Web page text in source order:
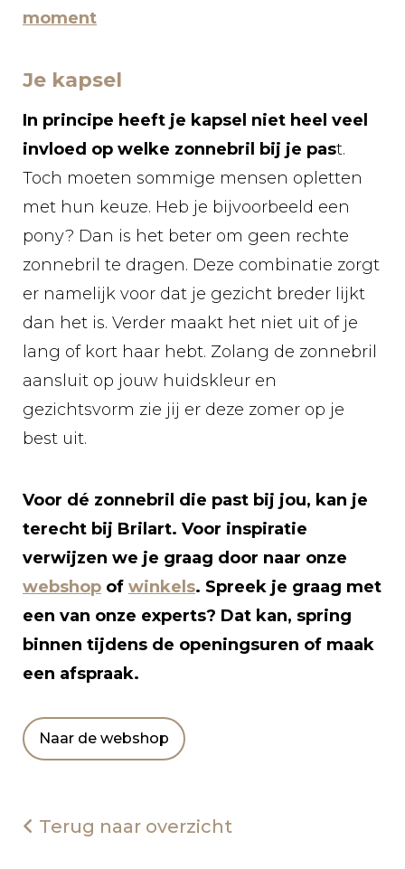
moment
Je kapsel
In principe heeft je kapsel niet heel veel
invloed op welke zonnebril bij je past.
Toch moeten sommige mensen opletten
met hun keuze. Heb je bijvoorbeeld een
pony? Dan is het beter om geen rechte
zonnebril te dragen. Deze combinatie zorgt
er namelijk voor dat je gezicht breder lijkt
dan het is. Verder maakt het niet uit of je
lang of kort haar hebt. Zolang de zonnebril
aansluit op jouw huidskleur en
gezichtsvorm zie jij er deze zomer op je
best uit.
Voor dé zonnebril die past bij jou, kan je
terecht bij Brilart. Voor inspiratie
verwijzen we je graag door naar onze
webshop of winkels. Spreek je graag met
een van onze experts? Dat kan, spring
binnen tijdens de openingsuren of maak
een afspraak.
Naar de webshop
Terug naar overzicht